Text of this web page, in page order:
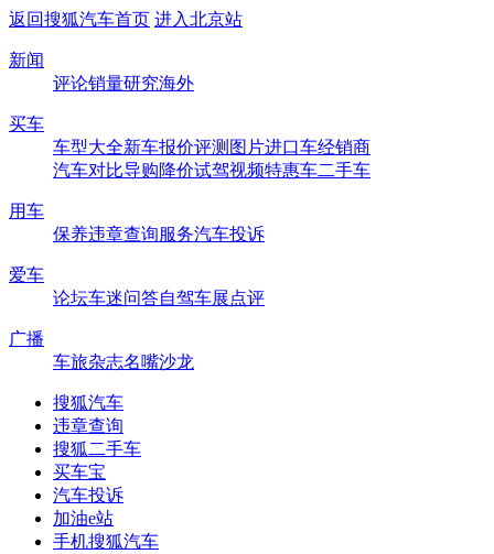
返回搜狐汽车首页 进入北京站
新闻
评论销量研究海外
买车
车型大全新车报价评测 图片进口车经销商
汽车对比导购降价试驾视频特惠车二手车
用车
保养违章查询服务汽车投诉
爱车
论坛车迷问答自驾车展点评
广播
车旅杂志名嘴沙龙
搜狐汽车
违章查询
搜狐二手车
买车宝
汽车投诉
加油e站
手机搜狐汽车